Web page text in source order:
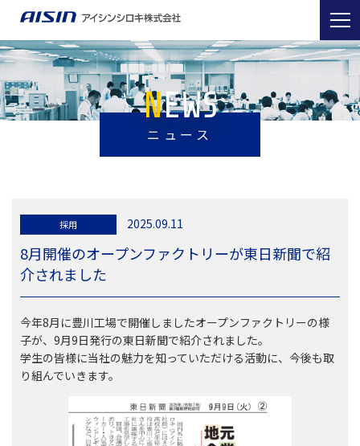
NEWS
ニュース
採用 2025.09.11
8月開催のオープンファクトリーが東日新聞で紹
介されました
今年8月に豊川工場で開催しましたオープンファクトリーの様
子が、9月9日発行の東日新聞で紹介されました。
学生の皆様に当社の魅力を知っていただける活動に、今後も取
り組んでいきます。